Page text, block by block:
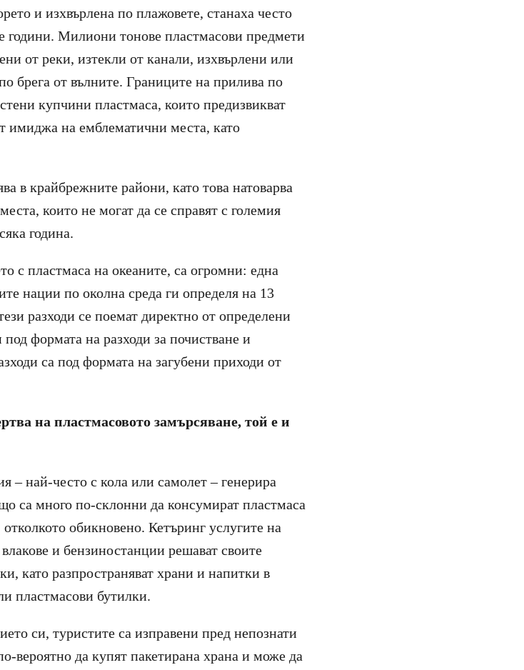
и изхвърлена по плажовете, станаха често
години. Милиони тонове пластмасови предмети
от реки, изтекли от канали, изхвърлени или
брега от вълните. Границите на прилива по
купчини пластмаса, които предизвикват
имиджа на емблематични места, като
в крайбрежните райони, като това натоварва
които не могат да се справят с големия
година.
с пластмаса на океаните, са огромни: една
нации по околна среда ги определя на 13
разходи се поемат директно от определени
формата на разходи за почистване и
са под формата на загубени приходи от
на пластмасовото замърсяване, той е и
– най-често с кола или самолет – генерира
са много по-склонни да консумират пластмаса
обикновено. Кетъринг услугите на
и бензиностанции решават своите
като разпространяват храни и напитки в
пластмасови бутилки.
си, туристите са изправени пред непознати
вероятно да купят пакетирана храна и може да